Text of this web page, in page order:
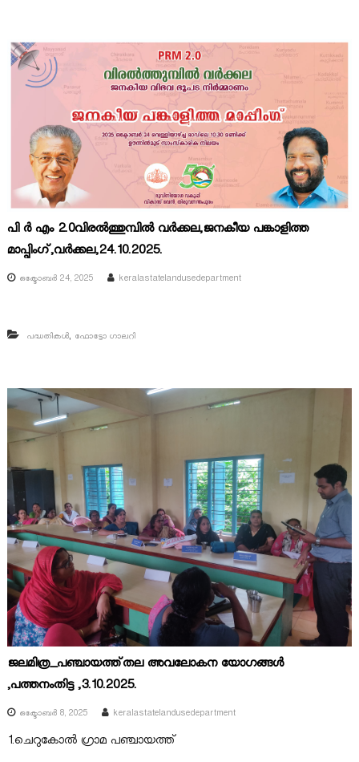
പി ർ എം 2.0വിരൽത്തുമ്പിൽ വർക്കല,ജനകീയ പങ്കാളിത്ത
മാപ്പിംഗ്,വർക്കല,24.10.2025.
ഒക്ടോബർ 24, 2025 keralastatelandusedepartment
പദ്ധതികൾ, ഫോട്ടോ ഗാലറി
ജലമിത്ര_പഞ്ചായത്ത്തല അവലോകന യോഗങ്ങൾ
,പത്തനംതിട്ട ,3.10.2025.
ഒക്ടോബർ 8, 2025 keralastatelandusedepartment
1.ചെറുകോൽ ഗ്രാമ പഞ്ചായത്ത്